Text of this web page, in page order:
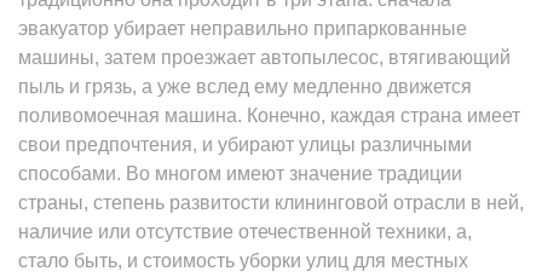
эвакуатор убирает неправильно припаркованные
машины, затем проезжает автопылесос, втягивающий
пыль и грязь, а уже вслед ему медленно движется
поливомоечная машина. Конечно, каждая страна имеет
свои предпочтения, и убирают улицы различными
способами. Во многом имеют значение традиции
страны, степень развитости клининговой отрасли в ней,
наличие или отсутствие отечественной техники, а,
стало быть, и стоимость уборки улиц для местных